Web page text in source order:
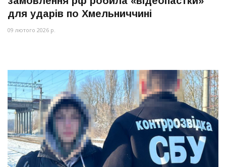
для ударів по Хмельниччині
09 лютого 2026 р.